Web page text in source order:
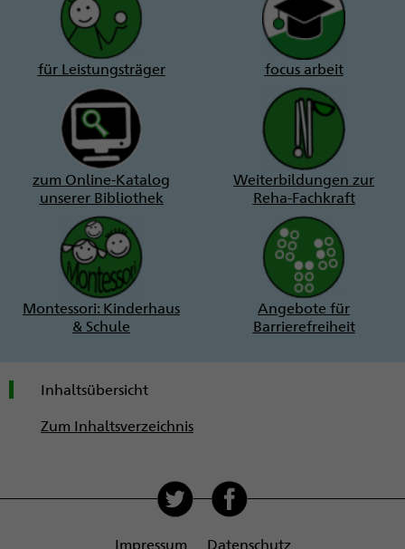
für Leistungsträger focus arbeit
zum Online-Katalog
unserer Bibliothek
Weiterbildungen zur
Reha-Fachkraft
Montessori: Kinderhaus
& Schule
Angebote für
Barrierefreiheit
Inhaltsübersicht
Zum Inhaltsverzeichnis
Impressum Datenschutz